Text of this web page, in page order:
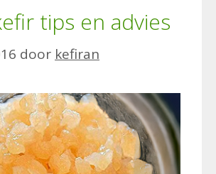
tips en advies
door kefiran